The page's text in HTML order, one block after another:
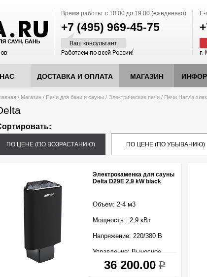
Время работы: с 10.00 до 19.00 (ежедневно)
+7 (495) 969-45-75
Ваш консультант
Работаем по всей России! г.
ДОСТАВКА И ОПЛАТА МАГАЗИН
здесь
/ Магазин / Печи для бани и сауны / Электрические печи / Печи Harvia
ПО ЦЕНЕ (ПО ВОЗРАСТАНИЮ) ПО ЦЕНЕ (ПО УБЫВАНИЮ)
Электрокаменка для сауны
Delta D29E 2,9 kW black
Объем: 2-4 м3
Мощность: 2,9 кВт
Напряжение: 220/380 В
Управление: Выносное
(входит в комплект)
36 200.00 k